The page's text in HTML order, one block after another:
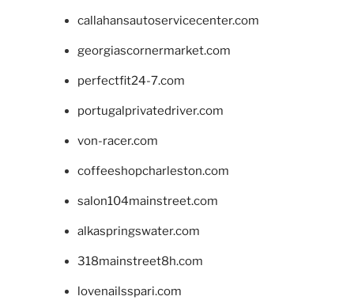
callahansautoservicecenter.com
georgiascornermarket.com
perfectfit24-7.com
portugalprivatedriver.com
von-racer.com
coffeeshopcharleston.com
salon104mainstreet.com
alkaspringswater.com
318mainstreet8h.com
lovenailsspari.com